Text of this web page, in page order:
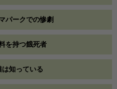
パークでの惨劇
を持つ餓死者
知っている